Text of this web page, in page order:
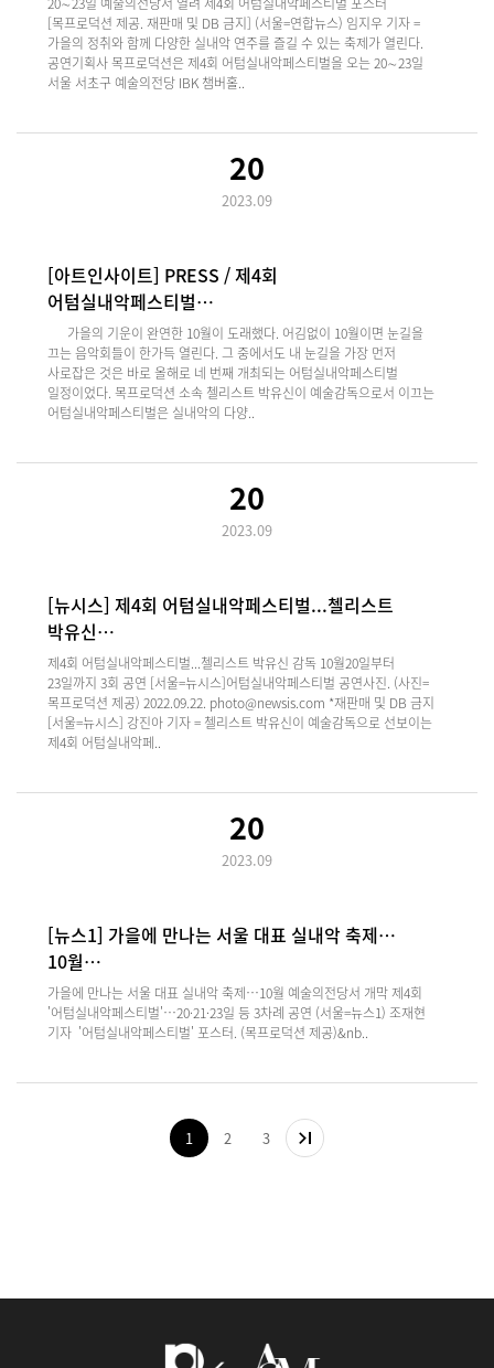
[목프로덕션 제공. 재판매 및 DB 금지] (서울=연합뉴스) 임지우 기자 =
가을의 정취와 함께 다양한 실내악 연주를 즐길 수 있는 축제가 열린다.
공연기획사 목프로덕션은 제4회 어텀실내악페스티벌을 오는 20∼23일
서울 서초구 예술의전당 IBK 챔버홀..
20
2023.09
[아트인사이트] PRESS / 제4회
어텀실내악페스티벌…
가을의 기운이 완연한 10월이 도래했다. 어김없이 10월이면 눈길을
끄는 음악회들이 한가득 열린다. 그 중에서도 내 눈길을 가장 먼저
사로잡은 것은 바로 올해로 네 번째 개최되는 어텀실내악페스티벌
일정이었다. 목프로덕션 소속 첼리스트 박유신이 예술감독으로서 이끄는
어텀실내악페스티벌은 실내악의 다양..
20
2023.09
[뉴시스] 제4회 어텀실내악페스티벌...첼리스트
박유신…
제4회 어텀실내악페스티벌...첼리스트 박유신 감독 10월20일부터
23일까지 3회 공연 [서울=뉴시스]어텀실내악페스티벌 공연사진. (사진=
목프로덕션 제공) 2022.09.22. photo@newsis.com *재판매 및 DB 금지
[서울=뉴시스] 강진아 기자 = 첼리스트 박유신이 예술감독으로 선보이는
제4회 어텀실내악페..
20
2023.09
[뉴스1] 가을에 만나는 서울 대표 실내악 축제…
10월…
가을에 만나는 서울 대표 실내악 축제…10월 예술의전당서 개막 제4회
'어텀실내악페스티벌'…20·21·23일 등 3차례 공연 (서울=뉴스1) 조재현
기자 '어텀실내악페스티벌' 포스터. (목프로덕션 제공)&nb..
1 2 3